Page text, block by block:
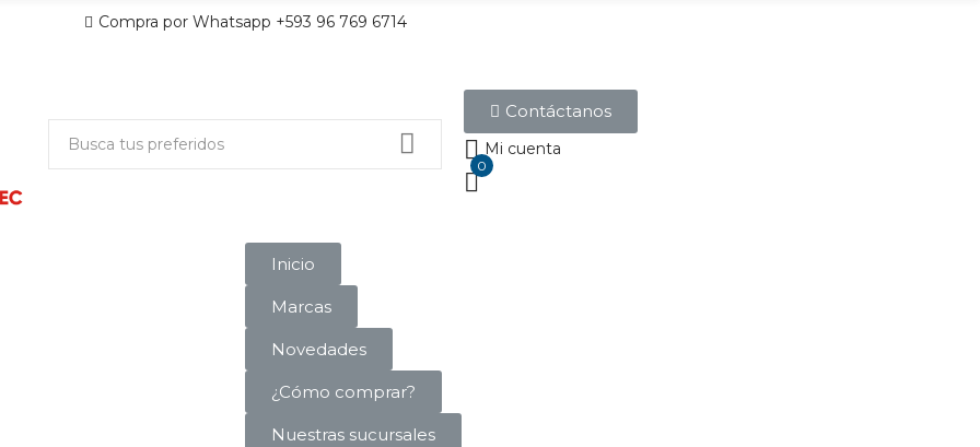
Compra por Whatsapp +593 96 769 6714
Contáctanos
Mi cuenta
0
Inicio
Marcas
Novedades
¿Cómo comprar?
Nuestras sucursales